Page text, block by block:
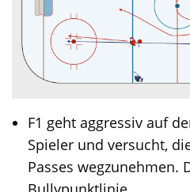
F1 geht aggressiv auf
Spieler und versucht,
Passes wegzunehmen.